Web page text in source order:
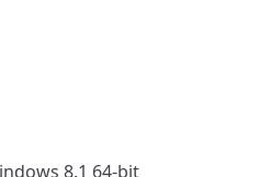
8.1 64-bit